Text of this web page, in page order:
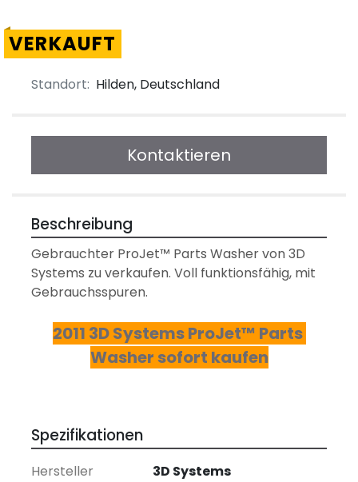
VERKAUFT
Standort: Hilden, Deutschland
Kontaktieren
Beschreibung
Gebrauchter ProJet™ Parts Washer von 3D
Systems zu verkaufen. Voll funktionsfähig, mit
Gebrauchsspuren.
2011 3D Systems ProJet™ Parts
Washer sofort kaufen
Spezifikationen
Hersteller
3D Systems